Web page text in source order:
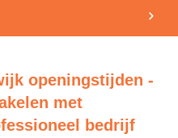
openingstijden -
met
bedrijf